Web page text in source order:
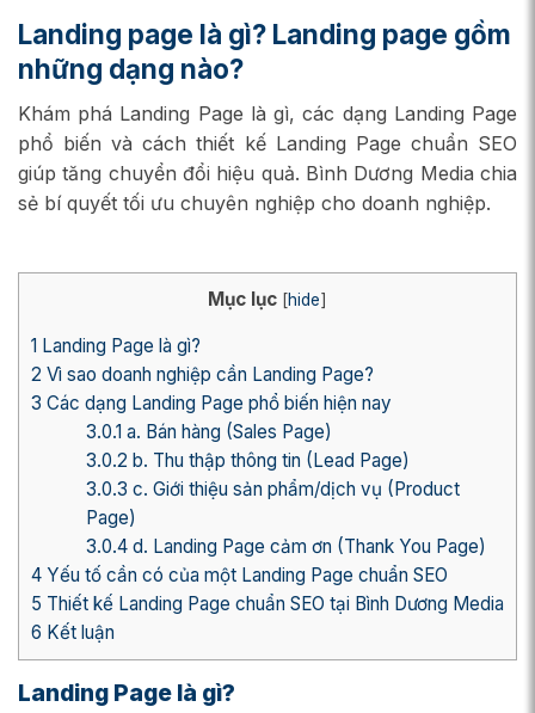
Landing page là gì? Landing page gồm
những dạng nào?
Khám phá Landing Page là gì, các dạng Landing Page
phổ biến và cách thiết kế Landing Page chuẩn SEO
giúp tăng chuyển đổi hiệu quả. Bình Dương Media chia
sẻ bí quyết tối ưu chuyên nghiệp cho doanh nghiệp.
Mục lục [hide]
1 Landing Page là gì?
2 Vì sao doanh nghiệp cần Landing Page?
3 Các dạng Landing Page phổ biến hiện nay
3.0.1 a. Bán hàng (Sales Page)
3.0.2 b. Thu thập thông tin (Lead Page)
3.0.3 c. Giới thiệu sản phẩm/dịch vụ (Product
Page)
3.0.4d. Landing Page cảm ơn (Thank You Page)
4 Yếu tố cần có của một Landing Page chuẩn SEO
5 Thiết kế Landing Page chuẩn SEO tại Bình Dương Media
6 Kết luận
Landing Page là gì?